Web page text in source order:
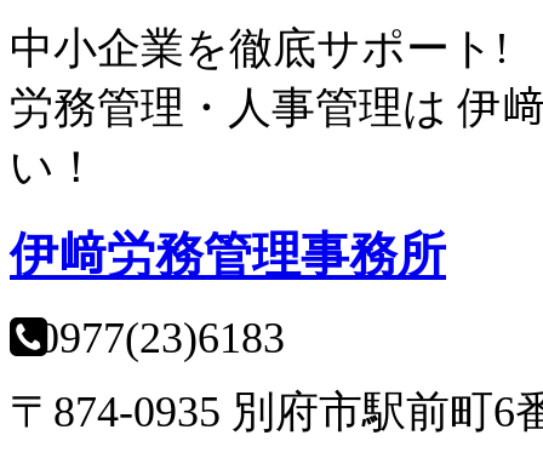
中小企業を徹底サポート!
労務管理・人事管理は伊
い！
伊﨑労務管理事務所
0977(23)6183
〒874-0935 別府市駅前町6